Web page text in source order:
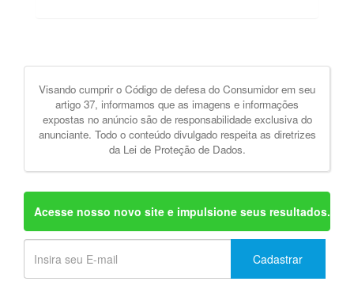
Visando cumprir o Código de defesa do Consumidor em seu
artigo 37, informamos que as imagens e informações
expostas no anúncio são de responsabilidade exclusiva do
anunciante. Todo o conteúdo divulgado respeita as diretrizes
da Lei de Proteção de Dados.
Acesse nosso novo site e impulsione seus resultados.
Cadastrar